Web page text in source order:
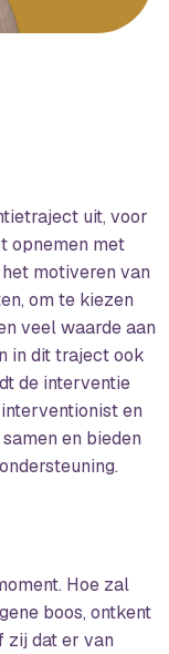
uit, voor
opnemen met
motiveren van
om te kiezen
veel waarde aan
in dit traject ook
de interventie
en
en bieden
Hoe zal
boos, ontkent
zij dat er van